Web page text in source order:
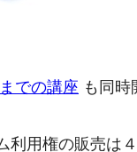
での講座 も同時
用権の販売は